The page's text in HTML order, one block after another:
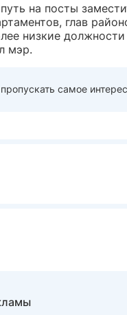
на посты
глав
низкие
мэр.
самое